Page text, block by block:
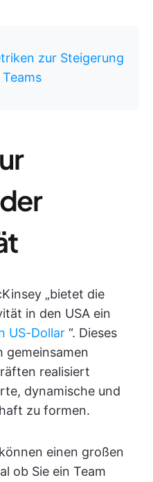
zur Steigerung
„bietet die
in den USA ein
US-Dollar “. Dieses
gemeinsamen
realisiert
dynamische und
zu formen.
einen großen
ob Sie ein Team